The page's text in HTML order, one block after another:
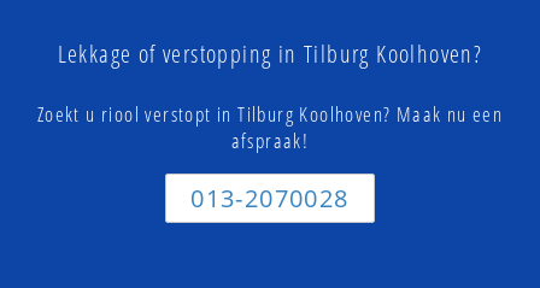
Lekkage of verstopping in Tilburg Koolhoven?
Zoekt u riool verstopt in Tilburg Koolhoven? Maak nu een
afspraak!
013-2070028